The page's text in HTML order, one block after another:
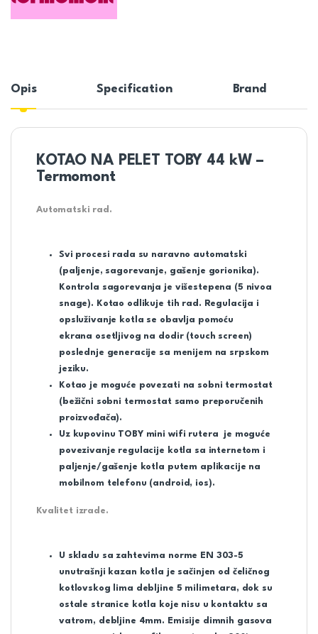
Opis Specification Brand
KOTAO NA PELET TOBY 44 kW –
Termomont
Automatski rad.
Svi procesi rada su naravno automatski
(paljenje, sagorevanje, gašenje gorionika).
Kontrola sagorevanja je višestepena (5 nivoa
snage). Kotao odlikuje tih rad. Regulacija i
opsluživanje kotla se obavlja pomoću
ekrana osetljivog na dodir(touch screen)
poslednje generacije sa menijem na srpskom
jeziku.
Kotao je moguće povezati na sobni termostat
(bežični sobni termostat samo preporučenih
proizvođača).
Uz kupovinu TOBY mini wifi rutera je moguće
povezivanje regulacije kotla sa internetom i
paljenje/gašenje kotla putem aplikacije na
mobilnom telefonu (android, ios).
Kvalitet izrade.
U skladu sa zahtevima norme EN 303-5
unutrašnji kazan kotla je sačinjen od čeličnog
kotlovskog lima debljine 5 milimetara, dok su
ostale stranice kotla koje nisu u kontaktu sa
vatrom, debljine 4mm. Emisije dimnih gasova